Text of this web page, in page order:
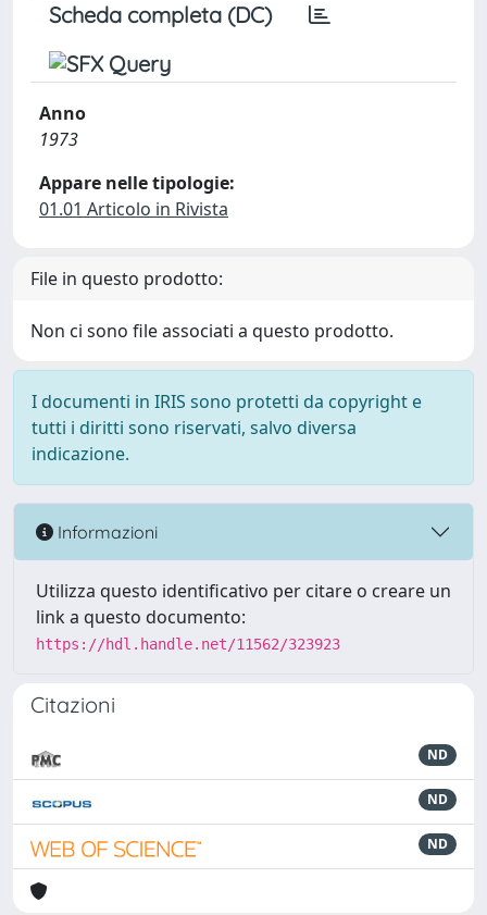
Scheda completa (DC)
Anno
1973
Appare nelle tipologie:
01.01 Articolo in Rivista
File in questo prodotto:
Non ci sono file associati a questo prodotto.
I documenti in IRIS sono protetti da copyright e
tutti i diritti sono riservati, salvo diversa
indicazione.
Informazioni
Utilizza questo identificativo per citare o creare un
link a questo documento:
https://hdl.handle.net/11562/323923
Citazioni
ND
ND
ND